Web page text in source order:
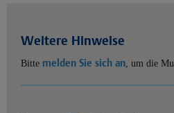
Weitere Hinweise
Bitte melden Sie sich an, um die